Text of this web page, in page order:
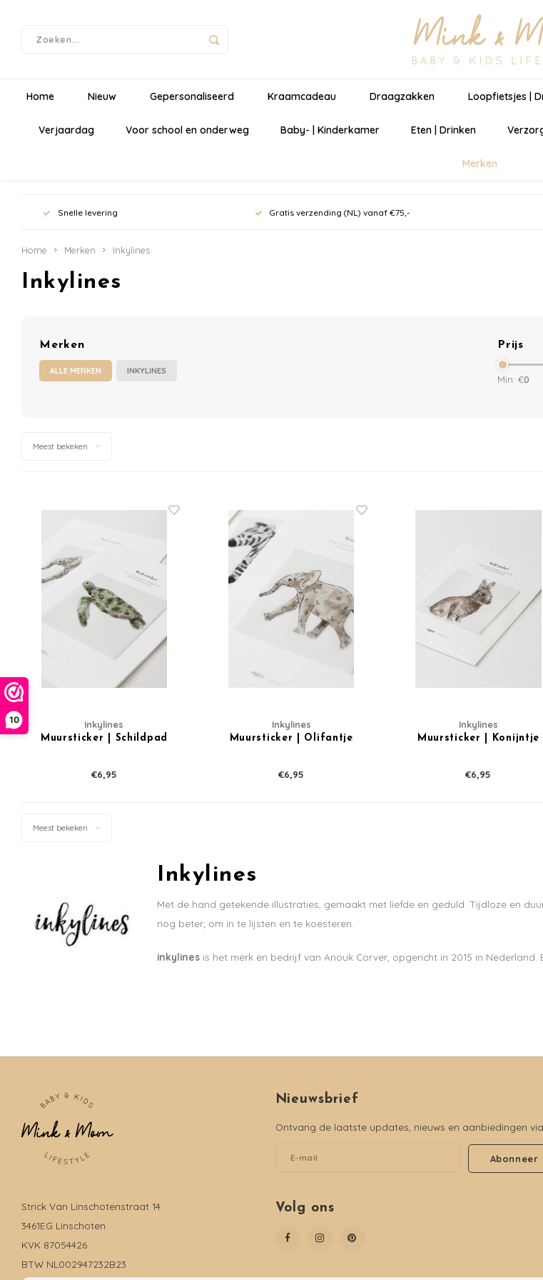
10
Home Nieuw Gepersonaliseerd Kraamcadeau Draagzakken Loopfietsjes |
Verjaardag Voor school en onderweg Baby- | Kinderkamer Eten | Drinken
Merken
Snelle levering Gratis verzending (NL) vanaf €75,-
Home Merken Inkylines
Inkylines
Merken
ALLE MERKEN INKYLINES
Prijs
Min: €0
Meest bekeken
Inkylines
Muursticker | Schildpad
€6,95
Inkylines
Muursticker | Olifantje
€6,95
Inkylines
Muursticker | Konijntje
€6,95
Meest bekeken
Inkylines
Met de hand getekende illustraties, gemaakt met liefde en geduld. Tijdloze en
nog beter; om in te lijsten en te koesteren.
inkylines is het merk en bedrijf van Anouk Corver, opgericht in 2015 in
Strick Van Linschotenstraat 14
3461EG Linschoten
KVK 87054426
BTW NL002947232B23
Nieuwsbrief
Ontvang de laatste updates, nieuws en aanbiedingen
Abonneer
Volg ons